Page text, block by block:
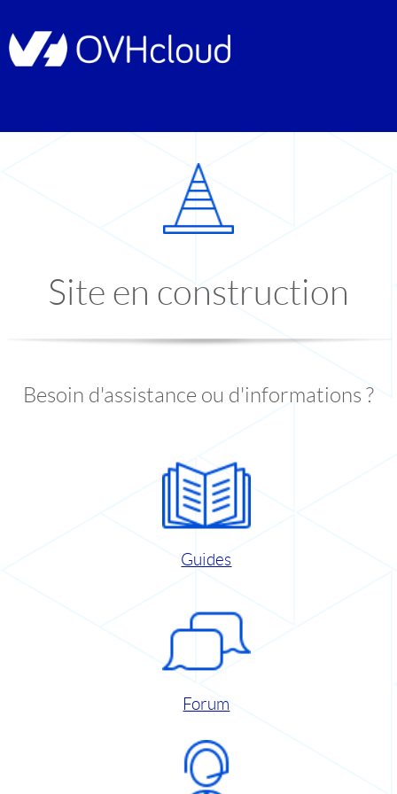
Site en construction
Besoin d'assistance ou d'informations ?
Guides
Forum